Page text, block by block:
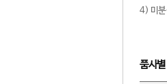
4) 미분
품사